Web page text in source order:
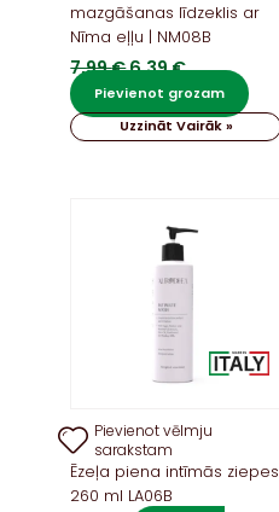
mazgāšanas līdzeklis ar
Nīma eļļu | NM08B
7,99€Original
price
was:
7,99 €.
6,39€Current
price
is:
6,39 €.
Pievienot grozam
Uzzināt Vairāk »
Pievienot vēlmju
sarakstam
Ēzeļa piena intīmās ziepes
260 ml LA06B